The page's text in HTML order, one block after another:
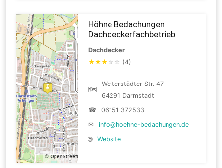
Höhne Bedachungen
Dachdeckerfachbetrieb
Dachdecker
★★★ ☆ ☆ (4)
🗺
Weiterstädter Str. 47
64291 Darmstadt
☎
06151 372533
✉
info@hoehne-bedachungen.de
🌐
Website